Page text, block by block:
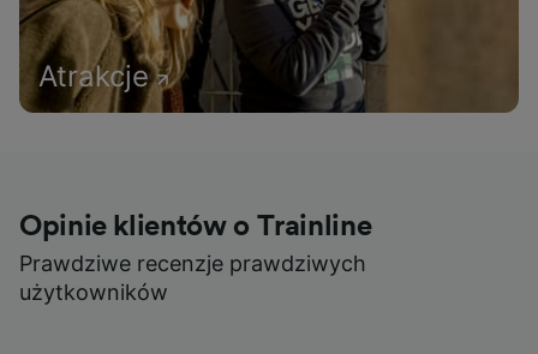
Atrakcje
Opinie klientów o Trainline
Prawdziwe recenzje prawdziwych
użytkowników